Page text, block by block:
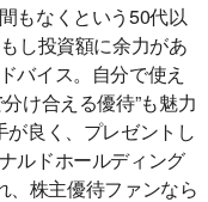
もなくという50代以
し投資額に余力があ
バイス。自分で使え
け合える優待”も魅力
良く、プレゼントし
ルドホールディング
、株主優待ファンなら